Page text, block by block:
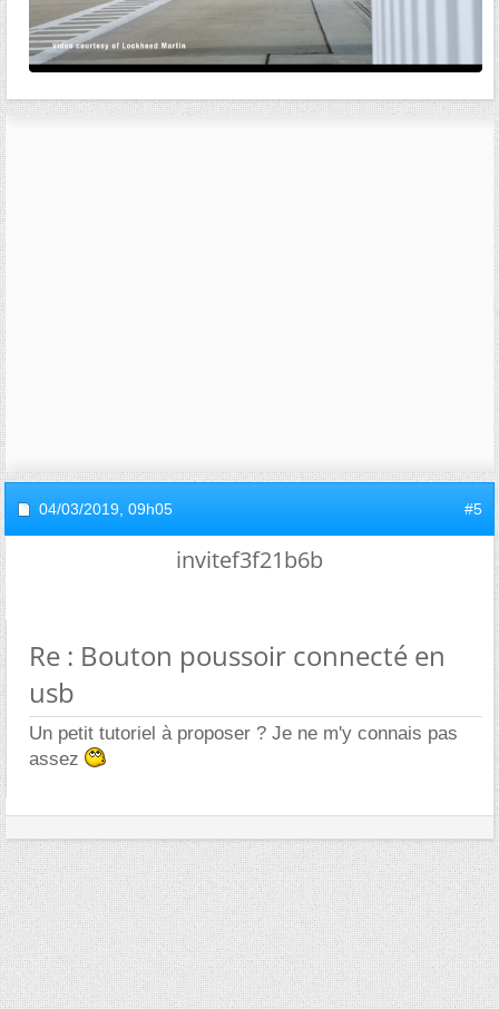
04/03/2019, 09h05 #5
invitef3f21b6b
Re : Bouton poussoir connecté en
usb
Un petit tutoriel à proposer ? Je ne m'y connais pas
assez